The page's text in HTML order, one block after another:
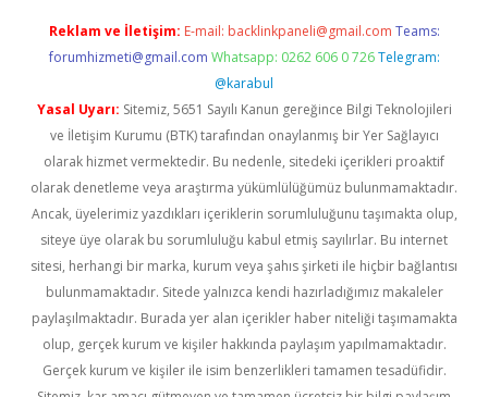
Reklam ve İletişim: E-mail: backlinkpaneli@gmail.com Teams:
forumhizmeti@gmail.com Whatsapp: 0262 606 0 726 Telegram:
@karabul
Yasal Uyarı: Sitemiz, 5651 Sayılı Kanun gereğince Bilgi Teknolojileri
ve İletişim Kurumu (BTK) tarafından onaylanmış bir Yer Sağlayıcı
olarak hizmet vermektedir. Bu nedenle, sitedeki içerikleri proaktif
olarak denetleme veya araştırma yükümlülüğümüz bulunmamaktadır.
Ancak, üyelerimiz yazdıkları içeriklerin sorumluluğunu taşımakta olup,
siteye üye olarak bu sorumluluğu kabul etmiş sayılırlar. Bu internet
sitesi, herhangi bir marka, kurum veya şahıs şirketi ile hiçbir bağlantısı
bulunmamaktadır. Sitede yalnızca kendi hazırladığımız makaleler
paylaşılmaktadır. Burada yer alan içerikler haber niteliği taşımamakta
olup, gerçek kurum ve kişiler hakkında paylaşım yapılmamaktadır.
Gerçek kurum ve kişiler ile isim benzerlikleri tamamen tesadüfidir.